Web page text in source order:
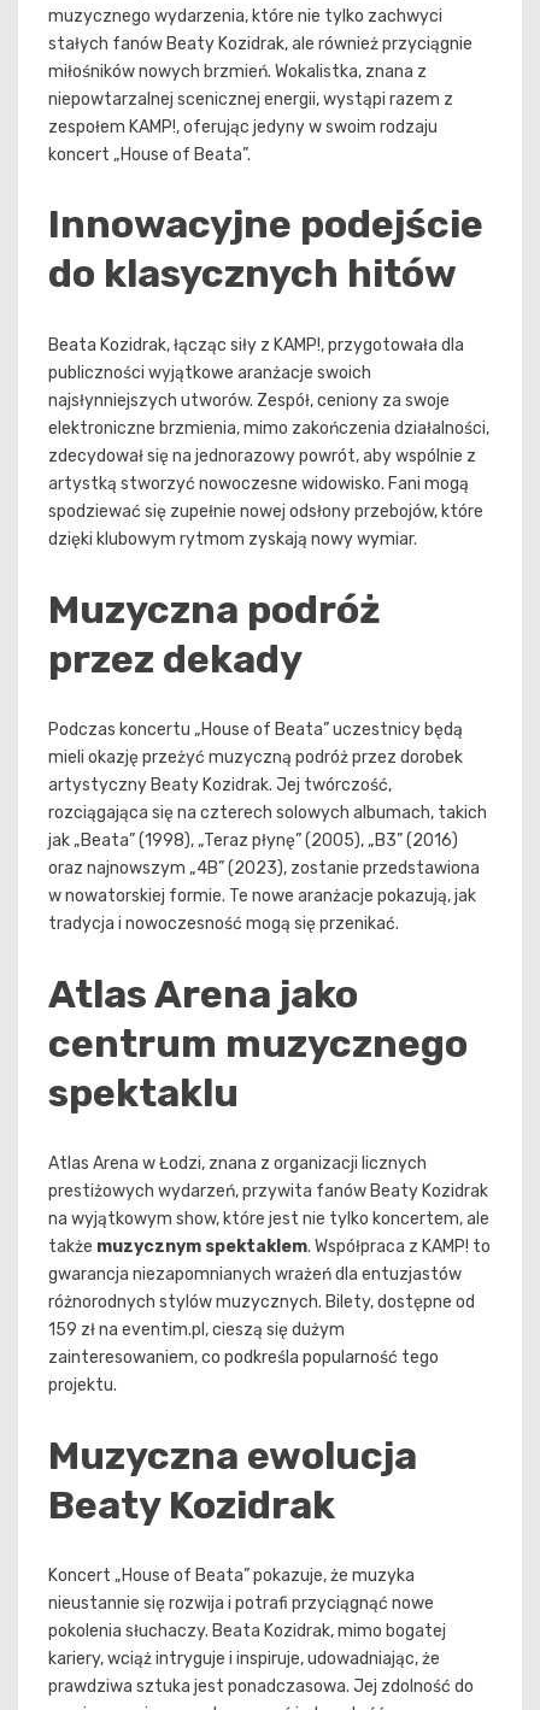
muzycznego wydarzenia, które nie tylko zachwyci
stałych fanów Beaty Kozidrak, ale również przyciągnie
miłośników nowych brzmień. Wokalistka, znana z
niepowtarzalnej scenicznej energii, wystąpi razem z
zespołem KAMP!, oferując jedyny w swoim rodzaju
koncert „House of Beata”.
Innowacyjne podejście
do klasycznych hitów
Beata Kozidrak, łącząc siły z KAMP!, przygotowała dla
publiczności wyjątkowe aranżacje swoich
najsłynniejszych utworów. Zespół, ceniony za swoje
elektroniczne brzmienia, mimo zakończenia działalności,
zdecydował się na jednorazowy powrót, aby wspólnie z
artystką stworzyć nowoczesne widowisko. Fani mogą
spodziewać się zupełnie nowej odsłony przebojów, które
dzięki klubowym rytmom zyskają nowy wymiar.
Muzyczna podróż
przez dekady
Podczas koncertu „House of Beata” uczestnicy będą
mieli okazję przeżyć muzyczną podróż przez dorobek
artystyczny Beaty Kozidrak. Jej twórczość,
rozciągająca się na czterech solowych albumach, takich
jak „Beata” (1998), „Teraz płynę” (2005), „B3” (2016)
oraz najnowszym „4B” (2023), zostanie przedstawiona
w nowatorskiej formie. Te nowe aranżacje pokazują, jak
tradycja i nowoczesność mogą się przenikać.
Atlas Arena jako
centrum muzycznego
spektaklu
Atlas Arena w Łodzi, znana z organizacji licznych
prestiżowych wydarzeń, przywita fanów Beaty Kozidrak
na wyjątkowym show, które jest nie tylko koncertem, ale
także muzycznym spektaklem. Współpraca z KAMP! to
gwarancja niezapomnianych wrażeń dla entuzjastów
różnorodnych stylów muzycznych. Bilety, dostępne od
159 zł na eventim.pl, cieszą się dużym
zainteresowaniem, co podkreśla popularność tego
projektu.
Muzyczna ewolucja
Beaty Kozidrak
Koncert „House of Beata” pokazuje, że muzyka
nieustannie się rozwija i potrafi przyciągnąć nowe
pokolenia słuchaczy. Beata Kozidrak, mimo bogatej
kariery, wciąż intryguje i inspiruje, udowadniając, że
prawdziwa sztuka jest ponadczasowa. Jej zdolność do